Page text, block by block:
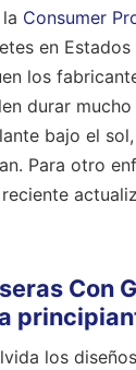
Consumer
en
los
durar
bajo el
Para otro
Con
los